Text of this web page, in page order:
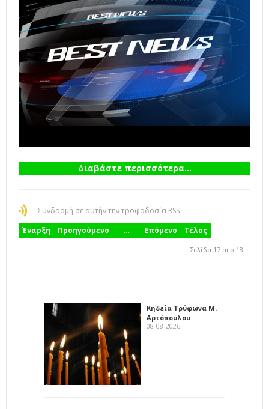
Διαβάστε περισσότερα...
Συνδρομή σε αυτήν την τροφοδοσία RSS
Έναρξη
Προηγούμενο … Επόμενο Τέλος
Σελίδα 17 από 18
Κηδεία Τρύφωνα Μ.
Αρτόπουλου
08-08-2026